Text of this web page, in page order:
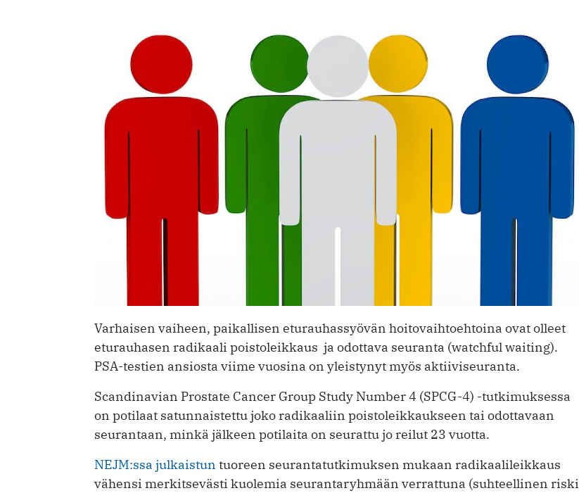
Varhaisen vaiheen, paikallisen eturauhassyövän hoitovaihtoehtoina ovat olleet
eturauhasen radikaali poistoleikkaus ja odottava seuranta (watchful waiting).
PSA-testien ansiosta viime vuosina on yleistynyt myös aktiiviseuranta.
Scandinavian Prostate Cancer Group Study Number 4 (SPCG-4) -tutkimuksessa
on potilaat satunnaistettu joko radikaaliin poistoleikkaukseen tai odottavaan
seurantaan, minkä jälkeen potilaita on seurattu jo reilut 23 vuotta.
NEJM:ssa julkaistun tuoreen seurantatutkimuksen mukaan radikaalileikkaus
vähensi merkitsevästi kuolemia seurantaryhmään verrattuna (suhteellinen riski